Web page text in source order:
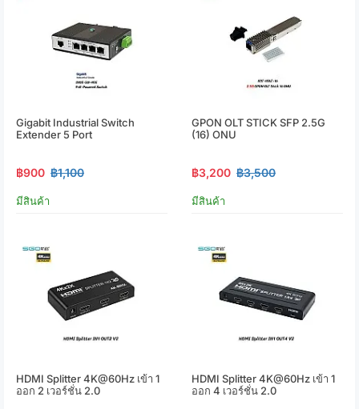
Gigabit Industrial Switch
Extender 5 Port
฿900 ฿1,100
มีสินค้า
GPON OLT STICK SFP 2.5G
(16) ONU
฿3,200 ฿3,500
มีสินค้า
HDMI Splitter 4K@60Hz เข้า 1
ออก 2 เวอร์ชั่น 2.0
HDMI Splitter 4K@60Hz เข้า 1
ออก 4 เวอร์ชั่น 2.0